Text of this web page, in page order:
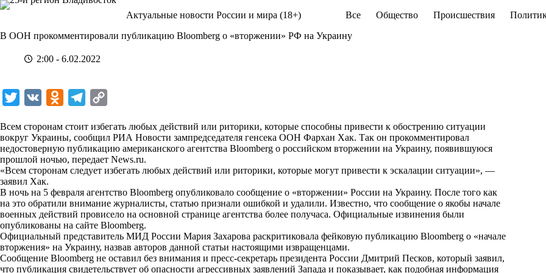
Перейти
Актуальные новости России и мира (18+) Все Общество Происшествия
В ООН прокомментировали публикацию Bloomberg о «вторжении» РФ на Украину
2:00 - 6.02.2022
i
t
t
e
r
n
o
k
a
s
s
n
i
l
e
g
a
m
p
y
L
n
k
Всем сторонам стоит избегать любых действий или риторики, которые способны привести к обострению ситуации
вокруг Украины, сообщил РИА Новости зампредседателя генсека ООН Фархан Хак. Так он прокомментировал
недостоверную публикацию американского агентства Bloomberg о российском вторжении на Украину, появившуюся
прошлой ночью, передает News.ru.
«Всем сторонам следует избегать любых действий или риторики, которые могут привести к эскалации ситуации», —
заявил Хак.
В ночь на 5 февраля агентство Bloomberg опубликовало сообщение о «вторжении» России на Украину. После того как
на это обратили внимание журналисты, статью признали ошибкой и удалили. Известно, что сообщение о якобы начале
военных действий провисело на основной странице агентства более получаса. Официальные извинения были
опубликованы на сайте Bloomberg.
Официальный представитель МИД России Мария Захарова раскритиковала фейковую публикацию Bloomberg о «начале
вторжения» на Украину, назвав авторов данной статьи настоящими извращенцами.
Сообщение Bloomberg не оставил без внимания и пресс-секретарь президента России Дмитрий Песков, который заявил,
что публикация свидетельствует об опасности агрессивных заявлений Запада и показывает, как подобная информация